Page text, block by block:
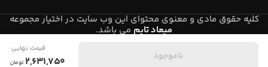
ناموجود
قیمت نهایی:
2,631,750 تومان
کلیه حقوق مادی و معنوی محتوای این وب سایت در اختیار مجموعه
میعاد تایم می باشد.